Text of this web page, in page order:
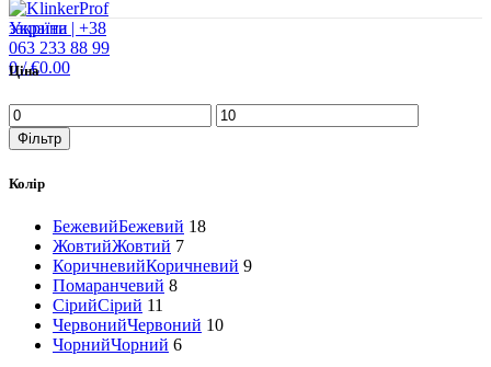
0/ €0.00
закрити
Ціна
Фільтр
Колір
БежевийБежевий 18
ЖовтийЖовтий 7
КоричневийКоричневий 9
Помаранчевий 8
СірийСірий 11
ЧервонийЧервоний 10
ЧорнийЧорний 6